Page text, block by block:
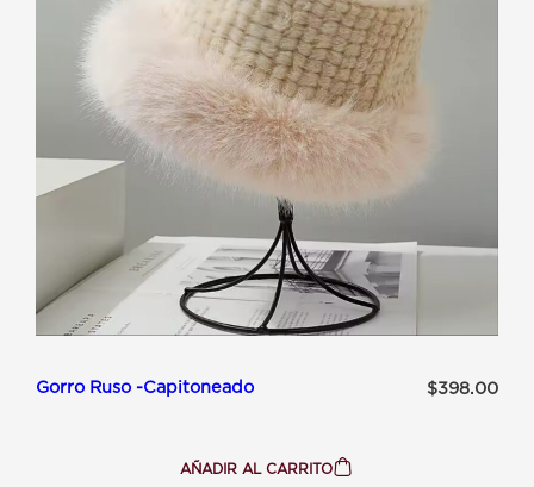
Gorro Ruso -Capitoneado $398.00
AÑADIR AL CARRITO
: